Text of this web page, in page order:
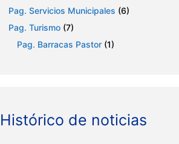
Pag. Servicios Municipales (6)
Pag. Turismo (7)
Pag. Barracas Pastor (1)
Histórico de noticias